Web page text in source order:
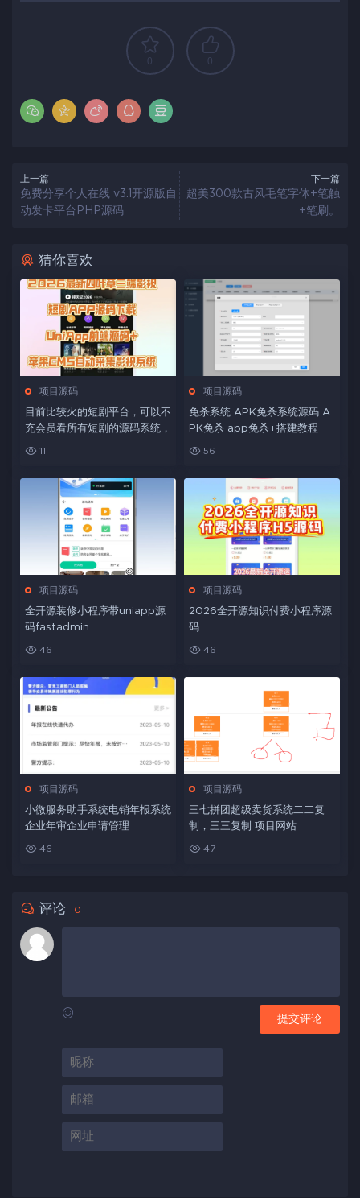
0 0
上一篇
免费分享个人在线 v3.1开源版自
动发卡平台PHP源码
下一篇
超美300款古风毛笔字体+笔触
+笔刷。
猜你喜欢
项目源码
目前比较火的短剧平台，可以不
充会员看所有短剧的源码系统，
11
项目源码
免杀系统 APK免杀系统源码 A
PK免杀 app免杀+搭建教程
56
项目源码
全开源装修小程序带uniapp源
码fastadmin
46
项目源码
2026全开源知识付费小程序源
码
46
项目源码
小微服务助手系统电销年报系统
企业年审企业申请管理
46
项目源码
三七拼团超级卖货系统二二复
制，三三复制 项目网站
47
评论 0
提交评论